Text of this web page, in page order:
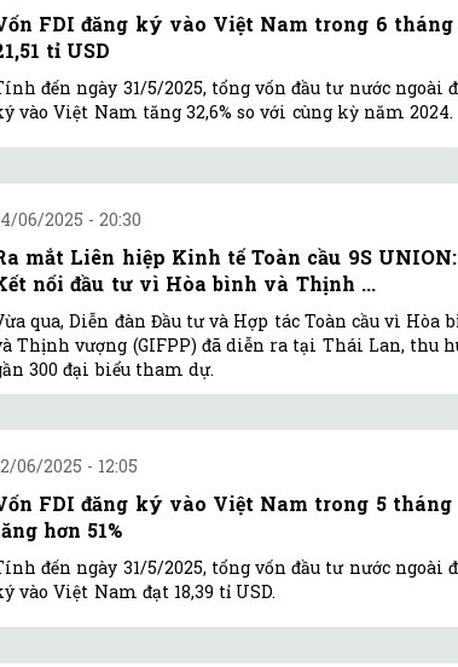
FDI đăng ký vào Việt Nam trong 6 tháng
tỉ USD
đến ngày 31/5/2025, tổng vốn đầu tư nước ngoài
vào Việt Nam tăng 32,6% so với cùng kỳ năm 2024.
06/2025 - 20:30
mắt Liên hiệp Kinh tế Toàn cầu 9S UNION:
nối đầu tư vì Hòa bình và Thịnh ...
qua, Diễn đàn Đầu tư và Hợp tác Toàn cầu vì Hòa
Thịnh vượng (GIFPP) đã diễn ra tại Thái Lan, thu
300 đại biểu tham dự.
06/2025 - 12:05
FDI đăng ký vào Việt Nam trong 5 tháng
hơn 51%
đến ngày 31/5/2025, tổng vốn đầu tư nước ngoài
vào Việt Nam đạt 18,39 tỉ USD.